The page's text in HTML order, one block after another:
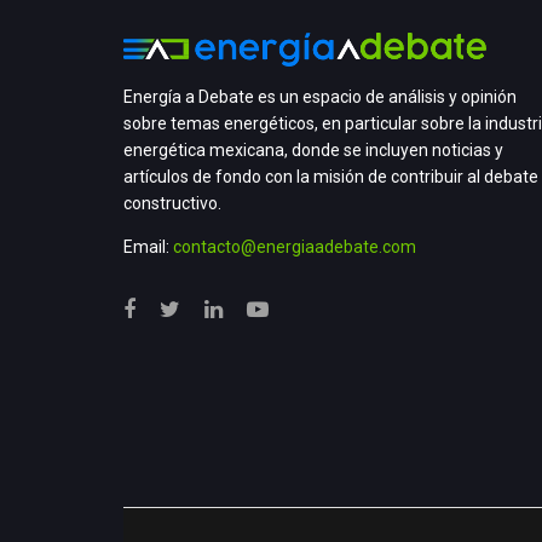
Energía a Debate es un espacio de análisis y opinión
sobre temas energéticos, en particular sobre la
energética mexicana, donde se incluyen noticias y
artículos de fondo con la misión de contribuir al debate
constructivo.
Email: contacto@energiaadebate.com